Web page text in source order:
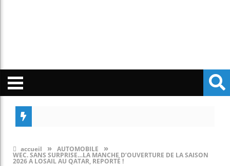
accueil » AUTOMOBILE »
WEC. SANS SURPRISE…LA MANCHE D’OUVERTURE DE LA SAISON
2026 A LOSAIL AU QATAR, REPORTÉ !